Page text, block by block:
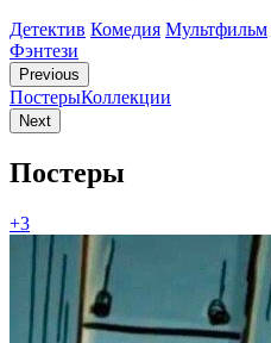
Детектив Комедия Мультфильм
Фэнтези
Previous
ПостерыКоллекции
Next
Постеры
+3